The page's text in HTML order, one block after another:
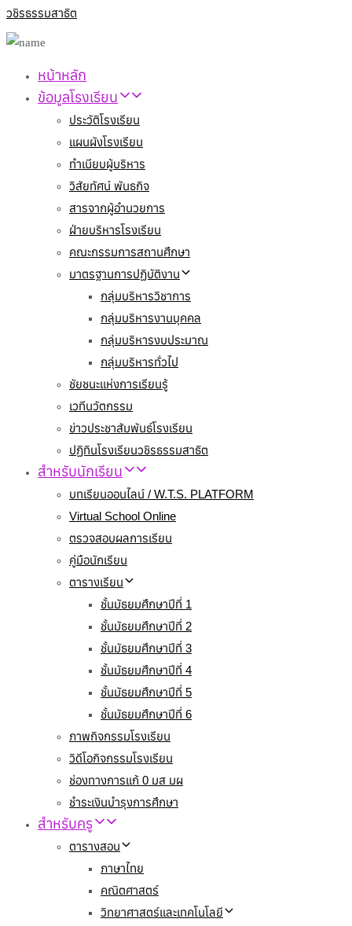
หน้าหลัก
ข้อมูลโรงเรียน
ประวัติโรงเรียน
แผนผังโรงเรียน
ทำเนียบผู้บริหาร
วิสัยทัศน์ พันธกิจ
สารจากผู้อำนวยการ
ฝ่ายบริหารโรงเรียน
คณะกรรมการสถานศึกษา
มาตรฐานการปฏิบัติงาน
กลุ่มบริหารวิชาการ
กลุ่มบริหารงานบุคคล
กลุ่มบริหารงบประมาณ
กลุ่มบริหารทั่วไป
ชัยชนะแห่งการเรียนรู้
เวทีนวัตกรรม
ข่าวประชาสัมพันธ์โรงเรียน
ปฏิทินโรงเรียนวชิรธรรมสาธิต
สำหรับนักเรียน
บทเรียนออนไลน์ / W.T.S. PLATFORM
Virtual School Online
ตรวจสอบผลการเรียน
คู่มือนักเรียน
ตารางเรียน
ชั้นมัธยมศึกษาปีที่ 1
ชั้นมัธยมศึกษาปีที่ 2
ชั้นมัธยมศึกษาปีที่ 3
ชั้นมัธยมศึกษาปีที่ 4
ชั้นมัธยมศึกษาปีที่ 5
ชั้นมัธยมศึกษาปีที่ 6
ภาพกิจกรรมโรงเรียน
วิดีโอกิจกรรมโรงเรียน
ช่องทางการแก้ 0 มส มผ
ชำระเงินบำรุงการศึกษา
สำหรับครู
ตารางสอน
ภาษาไทย
คณิตศาสตร์
วิทยาศาสตร์และเทคโนโลยี